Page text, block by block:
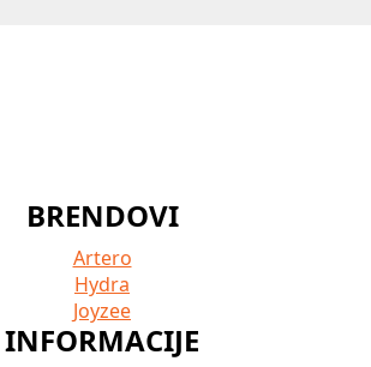
BRENDOVI
Artero
Hydra
Joyzee
INFORMACIJE